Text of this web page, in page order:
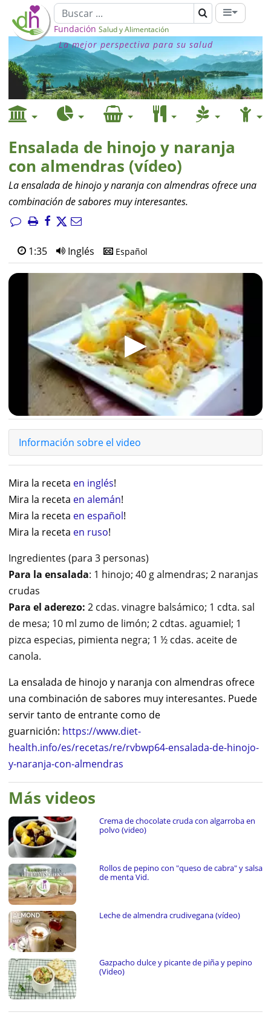
Fundación Salud y Alimentación
La mejor perspectiva para su salud
Ensalada de hinojo y naranja
con almendras (vídeo)
La ensalada de hinojo y naranja con almendras ofrece una
combinación de sabores muy interesantes.
1:35 Inglés Español
▶
Información sobre el video
Mira la receta en inglés!
Mira la receta en alemán!
Mira la receta en español!
Mira la receta en ruso!
Ingredientes (para 3 personas)
Para la ensalada: 1 hinojo; 40 g almendras; 2 naranjas
crudas
Para el aderezo: 2 cdas. vinagre balsámico; 1 cdta. sal
de mesa; 10 ml zumo de limón; 2 cdtas. aguamiel; 1
pizca especias, pimienta negra; 1 ½ cdas. aceite de
canola.
La ensalada de hinojo y naranja con almendras ofrece
una combinación de sabores muy interesantes. Puede
servir tanto de entrante como de
guarnición: https://www.diet-
health.info/es/recetas/re/rvbwp64-ensalada-de-hinojo-
y-naranja-con-almendras
Más videos
Crema de chocolate cruda con algarroba en
polvo (video)
Rollos de pepino con "queso de cabra" y salsa
de menta Vid.
Leche de almendra crudivegana (vídeo)
Gazpacho dulce y picante de piña y pepino
(Video)